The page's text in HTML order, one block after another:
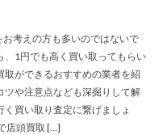
考えの方も多いのではないで
、1円でも高く買い取ってもらい
取ができるおすすめの業者を紹
ツや注意点なども深掘りして解
買い取り査定に繋げましょ
店頭買取 […]